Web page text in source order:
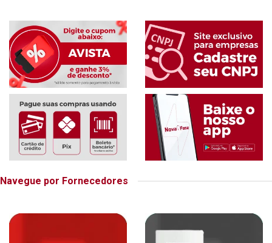
Navegue por Fornecedores